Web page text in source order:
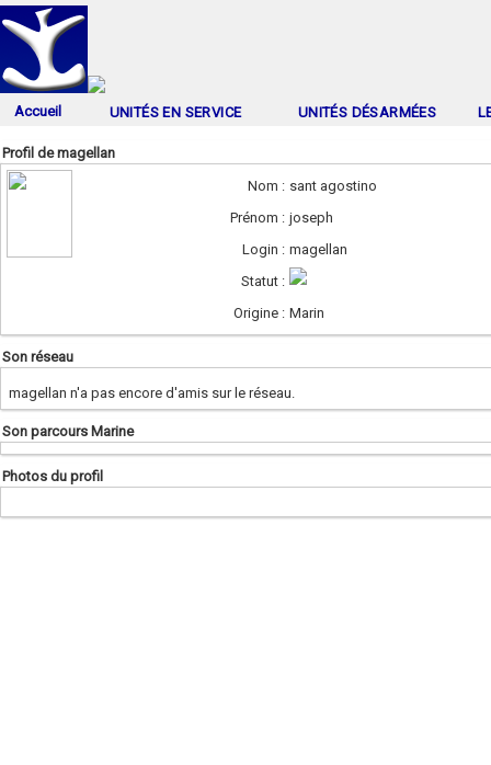
Accueil UNITÉS EN SERVICE UNITÉS DÉSARMÉES
Profil de magellan
Nom : sant agostino
Prénom : joseph
Login : magellan
Statut :
Origine : Marin
Son réseau
magellan n'a pas encore d'amis sur le réseau.
Son parcours Marine
Photos du profil